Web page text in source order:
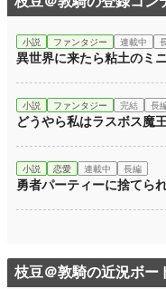
小説 ファンタジー 連載中
異世界に来たら粘土のミ
小説 ファンタジー 完結 長
どうやら私はラスボス魔
小説 恋愛 連載中 長編
勇者パーティーに捨てら
枝豆＠敦騎の近況ボー